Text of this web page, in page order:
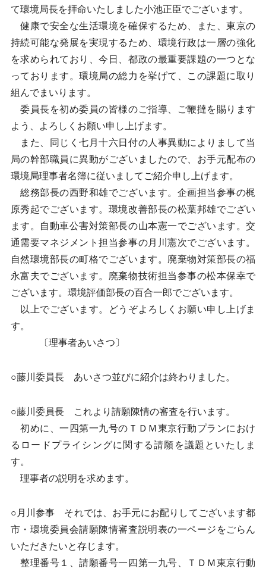
て環境局長を拝命いたしました小池正臣でございます。
健康で安全な生活環境を確保するため、また、東京の
持続可能な発展を実現するため、環境行政は一層の強化
を求められており、今日、都政の最重要課題の一つとな
っております。環境局の総力を挙げて、この課題に取り
組んでまいります。
委員長を初め委員の皆様のご指導、ご鞭撻を賜ります
よう、よろしくお願い申し上げます。
また、同じく七月十六日付の人事異動によりまして当
局の幹部職員に異動がございましたので、お手元配布の
環境局理事者名簿に従いましてご紹介申し上げます。
総務部長の西野和雄でございます。企画担当参事の梶
原秀起でございます。環境改善部長の松葉邦雄でござい
ます。自動車公害対策部長の山本憲一でございます。交
通需要マネジメント担当参事の月川憲次でございます。
自然環境部長の町格でございます。廃棄物対策部長の福
永富夫でございます。廃棄物技術担当参事の松本保幸で
ございます。環境評価部長の百合一郎でございます。
以上でございます。どうぞよろしくお願い申し上げま
す。
〔理事者あいさつ〕
○藤川委員長 あいさつ並びに紹介は終わりました。
○藤川委員長 これより請願陳情の審査を行います。
初めに、一四第一九号のＴＤＭ東京行動プランにおけ
るロードプライシングに関する請願を議題といたしま
す。
理事者の説明を求めます。
○月川参事 それでは、お手元にお配りしてございます都
市・環境委員会請願陳情審査説明表の一ページをごらん
いただきたいと存じます。
整理番号１、請願番号一四第一九号、ＴＤＭ東京行動